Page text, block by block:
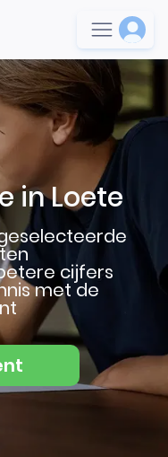
in Loete
cijfers
met de